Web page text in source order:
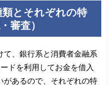
とそれぞれの特
審査）
て、銀行系と消費者金融系
ドを利用してお金を借入
があるので、それぞれの特